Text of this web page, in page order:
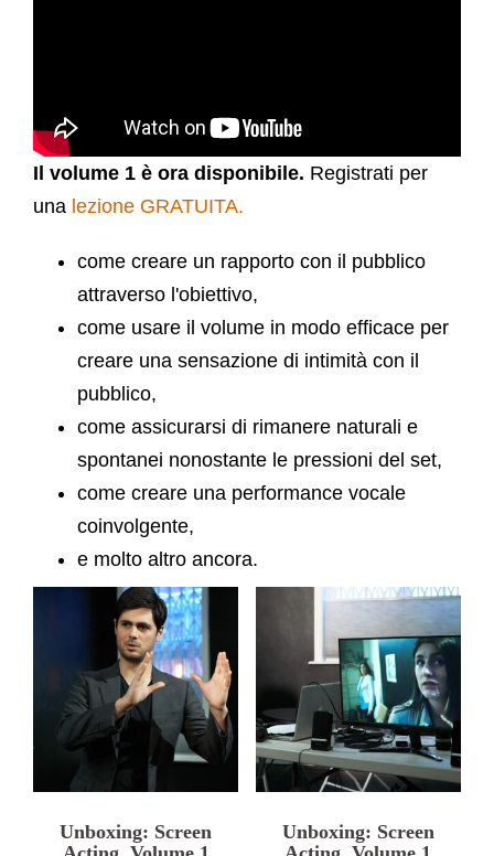
Il volume 1 è ora disponibile. Registrati per
una lezione GRATUITA.
come creare un rapporto con il pubblico
attraverso l'obiettivo,
come usare il volume in modo efficace per
creare una sensazione di intimità con il
pubblico,
come assicurarsi di rimanere naturali e
spontanei nonostante le pressioni del set,
come creare una performance vocale
coinvolgente,
e molto altro ancora.
Unboxing: Screen
Unboxing: Screen